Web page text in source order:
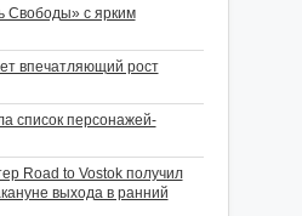
Свободы» с ярким
впечатляющий рост
список персонажей-
Road to Vostok получил
выхода в ранний